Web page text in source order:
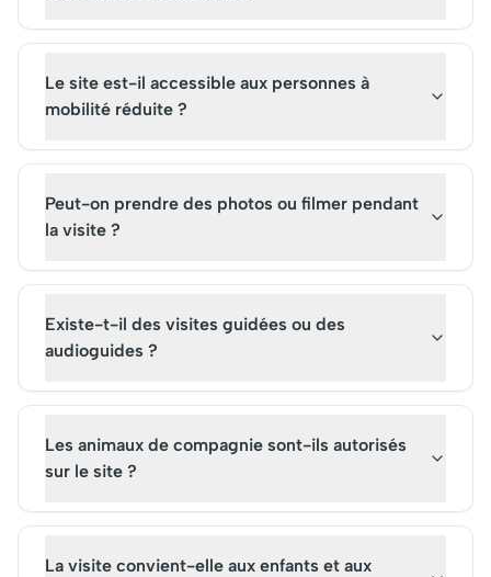
Le site est-il accessible aux personnes à
mobilité réduite ?
Peut-on prendre des photos ou filmer pendant
la visite ?
Existe-t-il des visites guidées ou des
audioguides ?
Les animaux de compagnie sont-ils autorisés
sur le site ?
La visite convient-elle aux enfants et aux